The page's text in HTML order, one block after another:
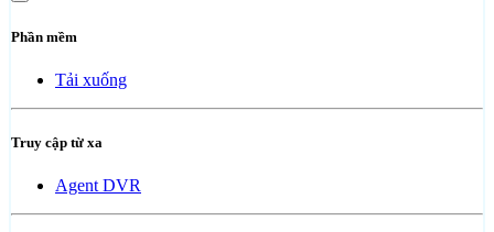
Phần mềm
Tải xuống
Truy cập từ xa
Agent DVR